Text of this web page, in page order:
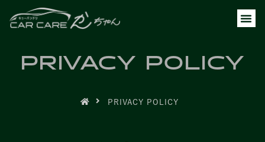
PRIVACY POLICY
PRIVACY POLICY